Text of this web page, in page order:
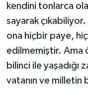
kendini tonlarca
sayarak
ona hiçbir paye,
edilmemiştir. Ama
bilinci ile yaşadığı
vatanın ve milletin